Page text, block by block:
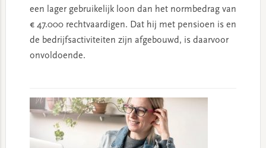
een lager gebruikelijk loon dan het normbedrag van
€ 47.000 rechtvaardigen. Dat hij met pensioen is en
de bedrijfsactiviteiten zijn afgebouwd, is daarvoor
onvoldoende.